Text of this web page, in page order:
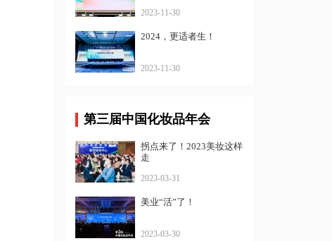
2023-11-30
2024，更适者生！
2023-11-30
第三届中国化妆品年会
拐点来了！2023美妆这样
走
2023-03-31
美业“活”了！
2023-03-30